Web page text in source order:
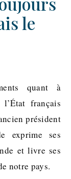
le
l’État français
président
exprime ses
et livre ses
notre pays.